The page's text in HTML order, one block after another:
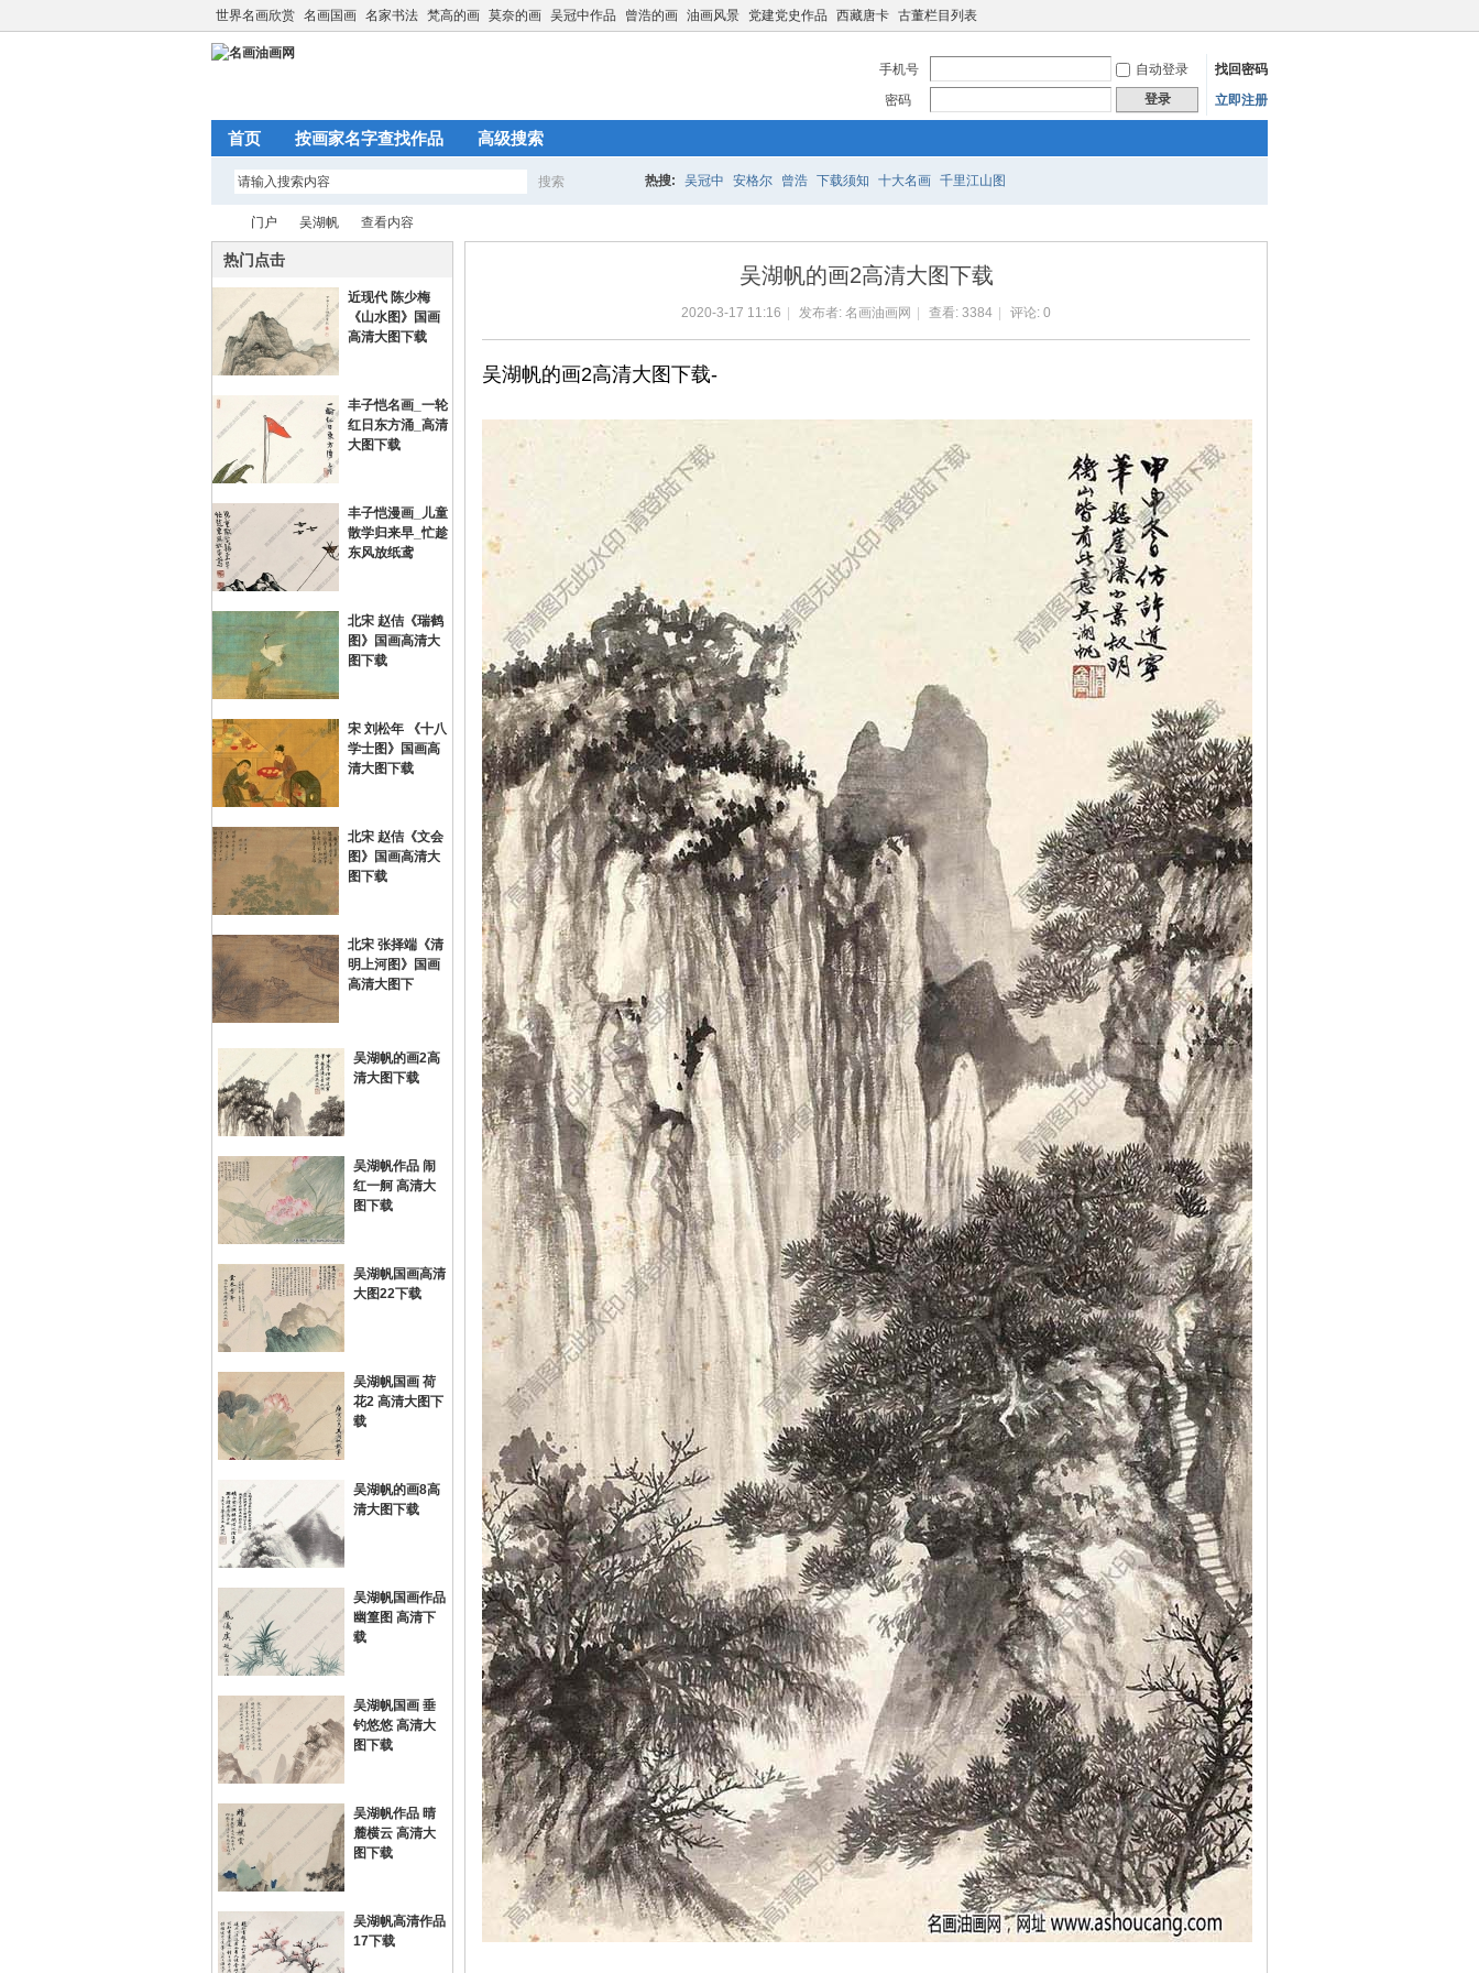
世界名画欣赏 名画国画 名家书法 梵高的画 莫奈的画 吴冠中作品 曾浩的画 油画风景 党建党史作品 西藏唐卡 古董栏目列表
手机号 自动登录
找回密码
密码
登录 立即注册
首页 按画家名字查找作品 高级搜索
搜索 热搜: 吴冠中 安格尔 曾浩 下载须知 十大名画 千里江山图
画
油
画
网
›
门户
›
吴湖帆 查看内容
吴湖帆的画2高清大图下载
2020-3-17 11:16 发布者: 名画油画网 查看: 3384 评论: 0
吴湖帆的画2高清大图下载-
热门点击
近现代 陈少梅
《山水图》国画
高清大图下载
丰子恺名画_一轮
红日东方涌_高清
大图下载
丰子恺漫画_儿童
散学归来早_忙趁
东风放纸鸢
北宋 赵佶《瑞鹤
图》国画高清大
图下载
宋 刘松年 《十八
学士图》国画高
清大图下载
北宋 赵佶《文会
图》国画高清大
图下载
北宋 张择端《清
明上河图》国画
高清大图下
吴湖帆的画2高
清大图下载
吴湖帆作品 闹
红一舸 高清大
图下载
吴湖帆国画高清
大图22下载
吴湖帆国画 荷
花2 高清大图下
载
吴湖帆的画8高
清大图下载
吴湖帆国画作品
幽篁图 高清下
载
吴湖帆国画 垂
钓悠悠 高清大
图下载
吴湖帆作品 晴
麓横云 高清大
图下载
吴湖帆高清作品
17下载